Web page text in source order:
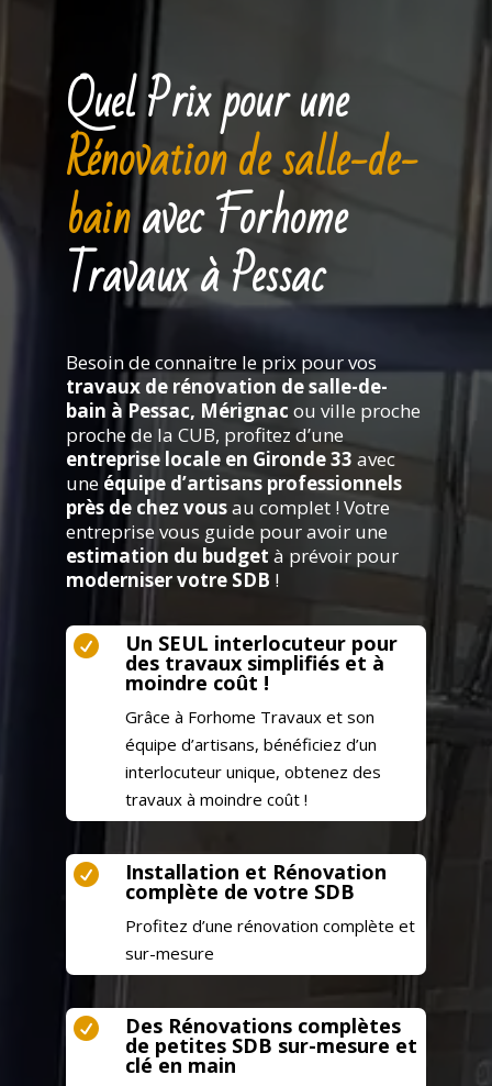
Quel Prix pour une
Rénovation de salle-de-
bainavec Forhome
Travaux à Pessac
Besoin de connaitre le prix pour vos
travaux de rénovation de salle-de-
bain à Pessac, Mérignac ou ville proche
proche de la CUB, profitez d’une
entreprise locale en Gironde 33 avec
une équipe d’artisans professionnels
près de chez vousau complet ! Votre
entreprise vous guide pour avoir une
estimation du budget à prévoir pour
moderniser votre SDB !
 Un SEUL interlocuteur pour
des travaux simplifiés et à
moindre coût !
Grâce à Forhome Travaux et son
équipe d’artisans, bénéficiez d’un
interlocuteur unique, obtenez des
travaux à moindre coût !
 Installation et Rénovation
complète de votre SDB
Profitez d’une rénovation complète et
sur-mesure
 Des Rénovations complètes
de petites SDB sur-mesure et
clé en main